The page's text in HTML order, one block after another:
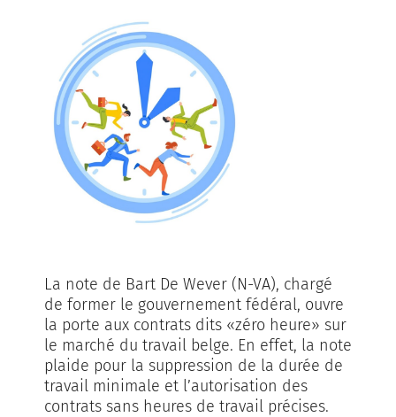
La note de Bart De Wever (N-VA), chargé
de former le gouvernement fédéral, ouvre
la porte aux contrats dits «zéro heure» sur
le marché du travail belge. En effet, la note
plaide pour la suppression de la durée de
travail minimale et l’autorisation des
contrats sans heures de travail précises.